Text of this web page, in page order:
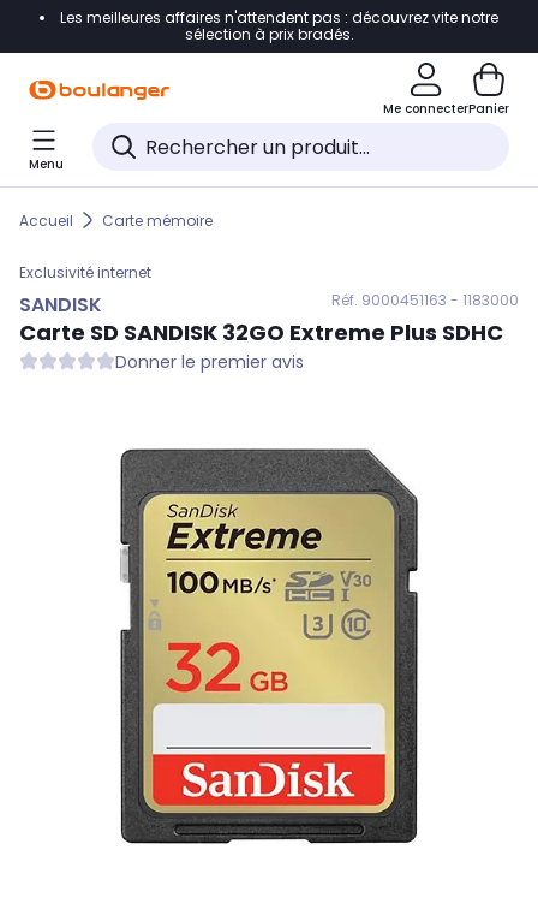
Accéder directement à la navigation
Accéder directement au pied de page
Accéder directement au chatbot
Les meilleures affaires n'attendent pas : découvrez vite notre
sélection à prix bradés.
Me connecterPanier
Menu
Accueil Carte mémoire
Exclusivité internet
SANDISK Réf. 9000451163 - 1183000
Carte SD SANDISK 32GO Extreme Plus SDHC
Donner le premier avis